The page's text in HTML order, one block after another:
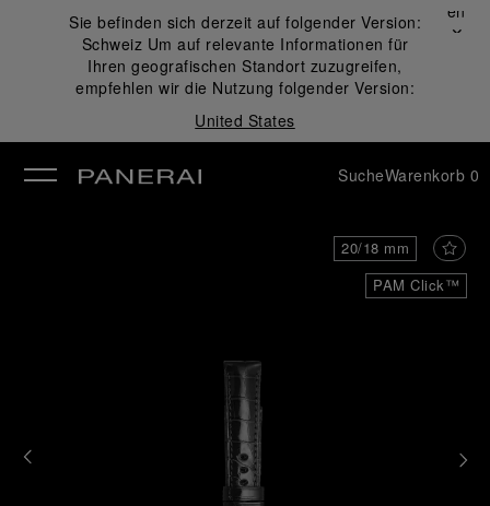
Sie befinden sich derzeit auf folgender Version:
Schweiz Um auf relevante Informationen für
Ihren geografischen Standort zuzugreifen,
empfehlen wir die Nutzung folgender Version:
United States
Schließen
✕
SucheWarenkorb 0
PAM Click™
20/18 mm